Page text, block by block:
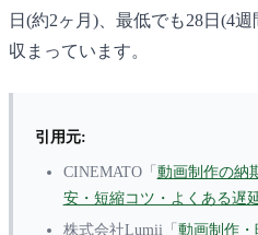
日(約2ヶ月)、最低でも28日(4
収まっています。
引用元:
CINEMATO「 動画制作の納
安・短縮コツ・よくある遅
株式会社Lumii「動画制作